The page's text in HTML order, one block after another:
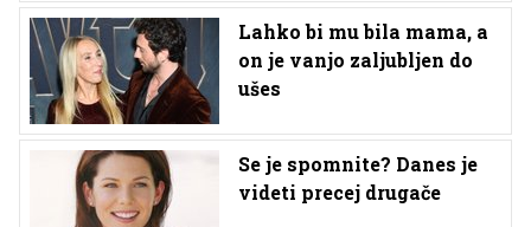
Lahko bi mu bila mama, a
on je vanjo zaljubljen do
ušes
Se je spomnite? Danes je
videti precej drugače